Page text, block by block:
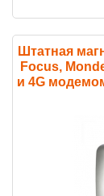
Штатная
Focus,
и 4G